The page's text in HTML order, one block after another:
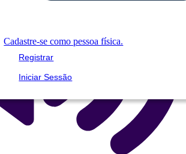
Cadastre-se como pessoa física.
Registrar
Iniciar Sessão